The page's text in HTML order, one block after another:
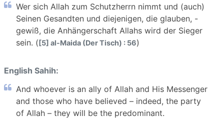
Wer sich Allah zum Schutzherrn nimmt und (auch)
Seinen Gesandten und diejenigen, die glauben, -
gewiß, die Anhängerschaft Allahs wird der Sieger
sein. ([5] al-Maida (Der Tisch) : 56)
English Sahih:
And whoever is an ally of Allah and His Messenger
and those who have believed – indeed, the party
of Allah – they will be the predominant.